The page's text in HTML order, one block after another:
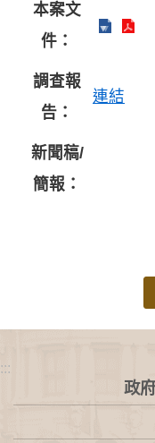
本案文
件：
調查報
告：
連結
新聞稿/
簡報：
:::
政